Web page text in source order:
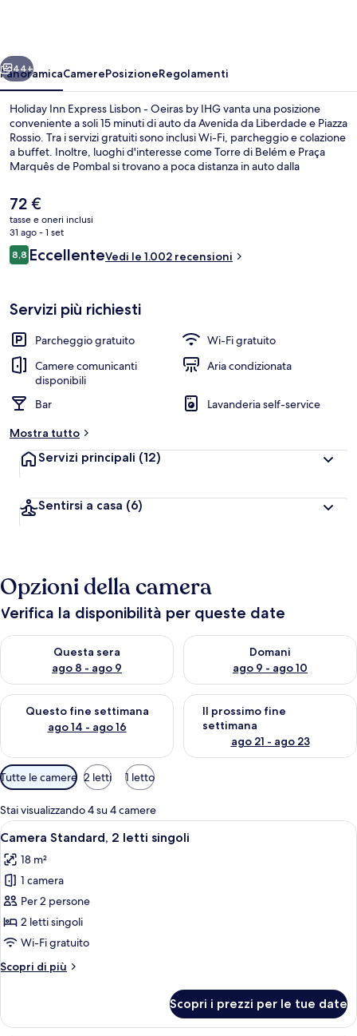
Oeiras
by
IHG
Avanti
44+
PanoramicaCamerePosizioneRegolamenti
Holiday Inn Express Lisbon - Oeiras by IHG vanta una posizione
conveniente a soli 15 minuti di auto da Avenida da Liberdade e Piazza
Rossio. Tra i servizi gratuiti sono inclusi Wi-Fi, parcheggio e colazione
a buffet. Inoltre, luoghi d'interesse come Torre di Belém e Praça
Marquês de Pombal si trovano a poca distanza in auto dalla
struttura.
Il
prezzo
attuale
è
72 €
72 €
tasse e oneri inclusi
31 ago - 1 set
Recensioni
8,88,8 su 10
EccellenteVedi le 1.002 recensioni
Servizi più richiesti
Parcheggio gratuito
Wi-Fi gratuito
Camere comunicanti
disponibili
Aria condizionata
Bar
Lavanderia self-service
Mostra tutto
Servizi principali (12)
Sentirsi a casa (6)
Opzioni della camera
Verifica la disponibilità per queste date
Questa sera
ago 8 - ago 9
Verifica la disponibilità per questa sera, ago 8 - ago 9
Domani
ago 9 - ago 10
Verifica la disponibilità per
Questo fine settimana
ago 14 - ago 16
Verifica la disponibilità per questo fine settimana, ago 14 -
Il prossimo fine
settimana
ago 21 - ago 23
Verifica la disponibilità per il
Filtri
disponibili
per
le
camere
Tutte le camere 2 letti 1 letto
Stai visualizzando 4 su 4 camere
Apri
tutte
le
foto
per
Camera
Standard,
letti
Una scrivania, postazione laptop,
11
Camera Standard, 2 letti singoli
18 m²
1 camera
Per 2 persone
2 letti singoli
Wi-Fi gratuito
Scopri di più
Altri
Standard,
Scopri i prezzi per le tue date